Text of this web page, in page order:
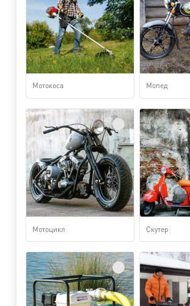
Мотокоса Мопед
Мотоцикл Скутер